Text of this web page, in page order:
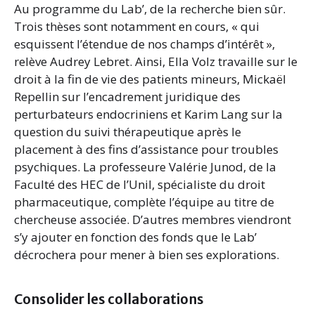
Au programme du Lab’, de la recherche bien sûr.
Trois thèses sont notamment en cours, « qui
esquissent l’étendue de nos champs d’intérêt »,
relève Audrey Lebret. Ainsi, Ella Volz travaille sur le
droit à la fin de vie des patients mineurs, Mickaël
Repellin sur l’encadrement juridique des
perturbateurs endocriniens et Karim Lang sur la
question du suivi thérapeutique après le
placement à des fins d’assistance pour troubles
psychiques. La professeure Valérie Junod, de la
Faculté des HEC de l’Unil, spécialiste du droit
pharmaceutique, complète l’équipe au titre de
chercheuse associée. D’autres membres viendront
s’y ajouter en fonction des fonds que le Lab’
décrochera pour mener à bien ses explorations.
Consolider les collaborations